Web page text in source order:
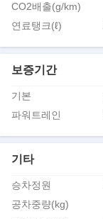
CO2배출(g/km)
연료탱크(ℓ)
보증기간
기본
파워트레인
기타
승차정원
공차중량(kg)